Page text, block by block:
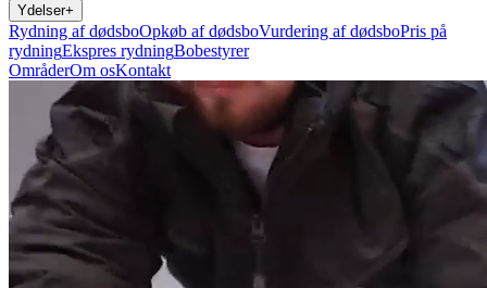
Ydelser+
Rydning af dødsboOpkøb af dødsboVurdering af dødsboPris på
rydningEkspres rydningBobestyrer
OmråderOm osKontakt